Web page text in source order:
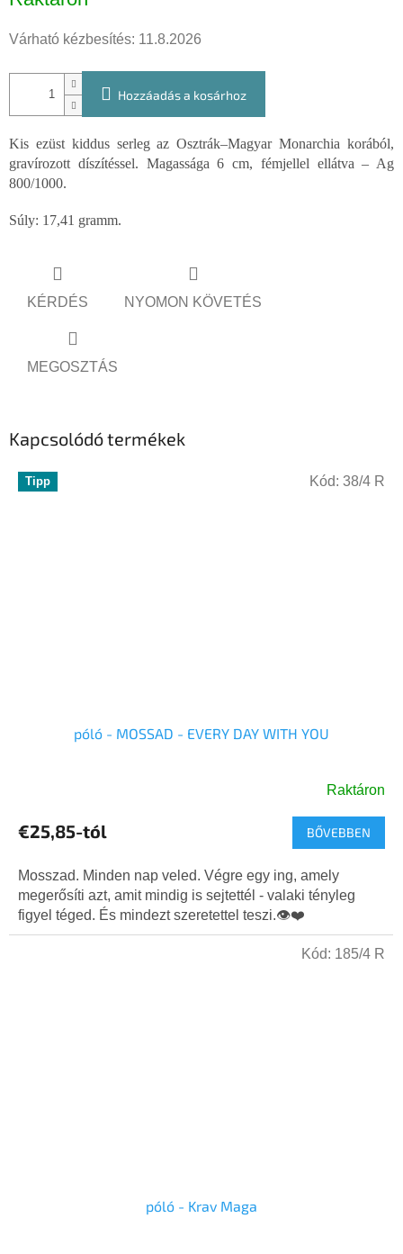
Várható kézbesítés: 11.8.2026
Hozzáadás a kosárhoz
Kis ezüst kiddus serleg az Osztrák–Magyar Monarchia korából,
gravírozott díszítéssel. Magassága 6 cm, fémjellel ellátva – Ag
800/1000.
Súly: 17,41 gramm.
KÉRDÉS NYOMON KÖVETÉS
MEGOSZTÁS
Kapcsolódó termékek
Tipp
póló - MOSSAD - EVERY DAY WITH YOU
átlagos
5-
ből
5,0
csillag.
Raktáron
€25,85-tól BŐVEBBEN
Mosszad. Minden nap veled. Végre egy ing, amely
megerősíti azt, amit mindig is sejtettél - valaki tényleg
figyel téged. És mindezt szeretettel teszi.👁️❤️
Kód: 38/4 R
póló - Krav Maga
Kód: 185/4 R